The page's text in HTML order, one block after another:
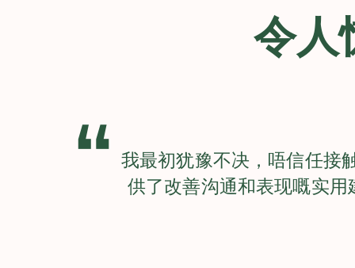
令人
“ 我最初犹豫不决，唔信任接
供了改善沟通和表现嘅实